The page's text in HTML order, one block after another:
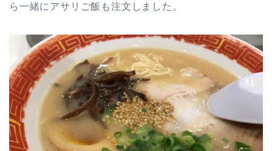
ら一緒にアサリご飯も注文しました。